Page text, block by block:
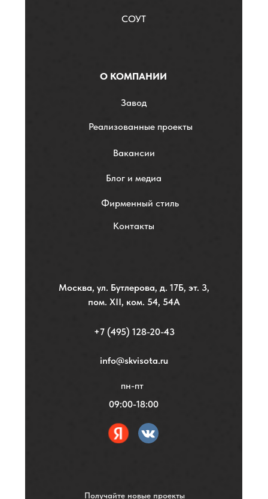
СОУТ
Получайте новые проекты
О КОМПАНИИ
Завод
Реализованные проекты
Вакансии
Блог и медиа
Фирменный стиль
Контакты
+7 (495) 128-20-43
info@skvisota.ru
Москва, ул. Бутлерова, д. 17Б, эт. 3,
пом. XII, ком. 54, 54А
пн-пт
09:00-18:00